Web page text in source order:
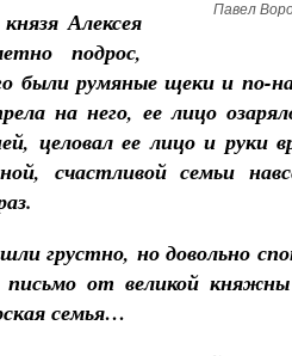
Павел
Алексея
подрос,
были румяные щеки и по-
на него, ее лицо
целовал ее лицо и руки
счастливой семьи
грустно, но довольно
от великой
семья…